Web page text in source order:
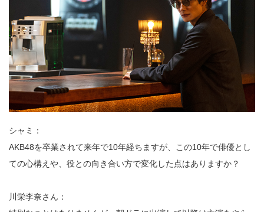
シャミ：
AKB48を卒業されて来年で10年経ちますが、この10年で俳優とし
ての心構えや、役との向き合い方で変化した点はありますか？
川栄李奈さん：